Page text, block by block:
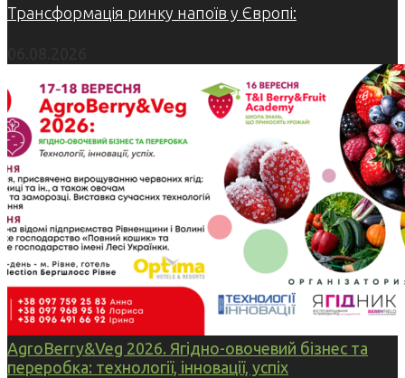
Трансформація ринку напоїв у Європі:
AgroBerry&Veg 2026. Ягідно-овочевий бізнес та
переробка: технології, інновації, успіх